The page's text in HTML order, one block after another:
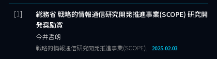
総務省 戦略的情報通信研究開発推進事業(SCOPE) 研究開
発奨励賞
今井哲朗
戦略的情報通信研究開発推進事業(SCOPE), 2025.02.03